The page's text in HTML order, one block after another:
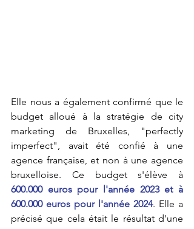
Elle nous a également confirmé que le
budget alloué à la stratégie de city
marketing de Bruxelles, "perfectly
imperfect", avait été confié à une
agence française, et non à une agence
bruxelloise. Ce budget s'élève à
600.000 euros pour l'année 2023 et à
600.000 euros pour l'année 2024. Elle a
précisé que cela était le résultat d'une